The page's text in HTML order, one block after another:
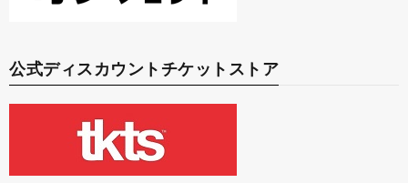
公式ディスカウントチケットストア